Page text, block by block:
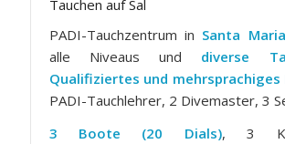
Tauchen auf Sal
PADI-Tauchzentrum in Santa Maria
alle Niveaus und diverse
Qualifiziertes und mehrsprachiges
PADI-Tauchlehrer, 2 Divemaster, 3
3 Boote (20 Dials), 3